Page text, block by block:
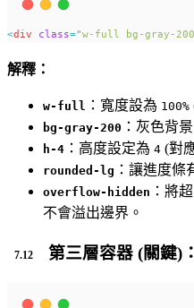
<div class="w-full bg-gray-
解釋：
w-full ：寬度設為 100%
bg-gray-200 ：灰色背
h-4 ：高度設定為 4 (對
rounded-lg ：讓進度條
overflow-hidden ：將
不會溢出邊界。
第三層容器 (關鍵)